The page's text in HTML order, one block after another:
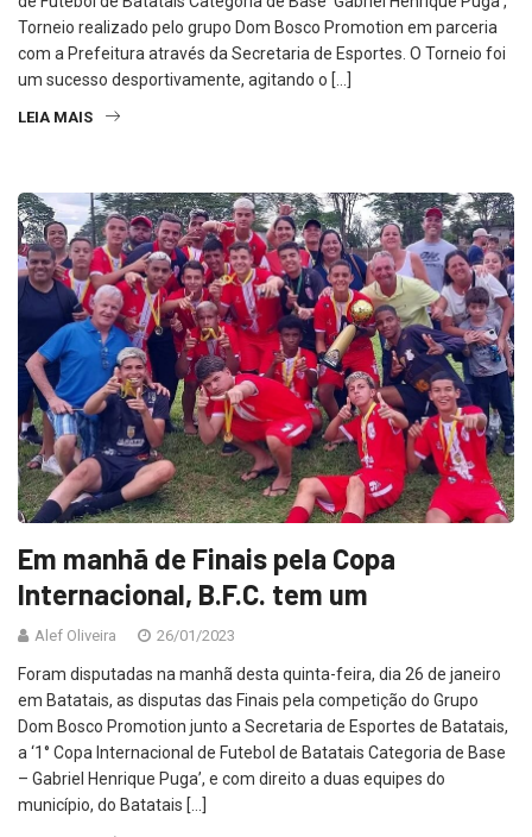
de Futebol de Batatais Categoria de Base ‘Gabriel Henrique Puga’,
Torneio realizado pelo grupo Dom Bosco Promotion em parceria
com a Prefeitura através da Secretaria de Esportes. O Torneio foi
um sucesso desportivamente, agitando o […]
LEIA MAIS
Em manhã de Finais pela Copa
Internacional, B.F.C. tem um
Alef Oliveira 26/01/2023
Foram disputadas na manhã desta quinta-feira, dia 26 de janeiro
em Batatais, as disputas das Finais pela competição do Grupo
Dom Bosco Promotion junto a Secretaria de Esportes de Batatais,
a ‘1° Copa Internacional de Futebol de Batatais Categoria de Base
– Gabriel Henrique Puga’, e com direito a duas equipes do
município, do Batatais […]